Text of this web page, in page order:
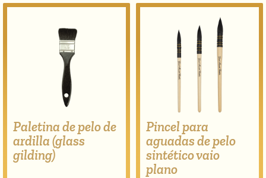
Paletina de pelo de
ardilla (glass
gilding)
Pincel para
aguadas de pelo
sintético vaio
plano